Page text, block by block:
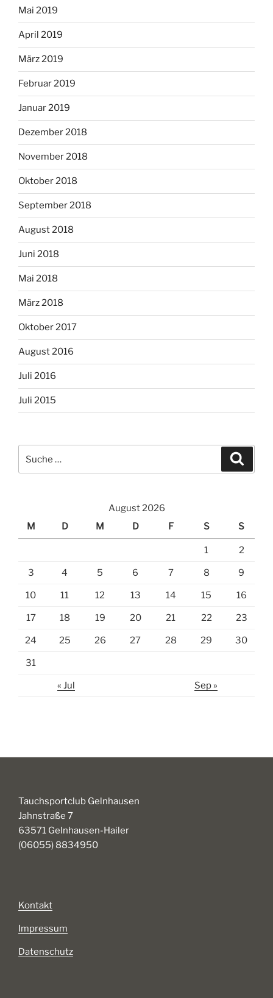
Mai 2019
April 2019
März 2019
Februar 2019
Januar 2019
Dezember 2018
November 2018
Oktober 2018
September 2018
August 2018
Juni 2018
Mai 2018
März 2018
Oktober 2017
August 2016
Juli 2016
Juli 2015
nach:
August 2026
M
D M D F S S
1 2
3 4 5 6 7 8 9
10 11 12 13 14 15 16
17 18 19 20 21 22 23
24 25 26 27 28 29 30
31
« Jul Sep »
Tauchsportclub Gelnhausen
Jahnstraße 7
63571 Gelnhausen-Hailer
(06055) 8834950
Kontakt
Impressum
Datenschutz